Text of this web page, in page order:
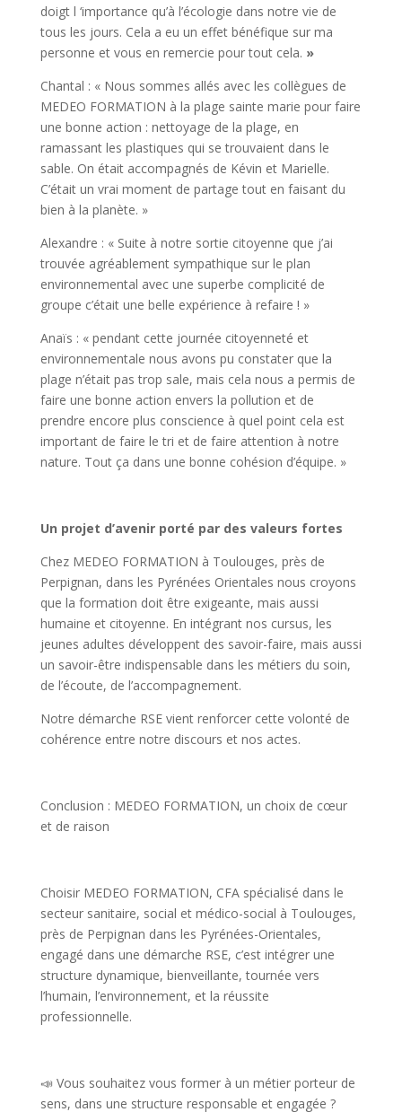
doigt l ‘importance qu’à l’écologie dans notre vie de
tous les jours. Cela a eu un effet bénéfique sur ma
personne et vous en remercie pour tout cela. »
Chantal : « Nous sommes allés avec les collègues de
MEDEO FORMATION à la plage sainte marie pour faire
une bonne action : nettoyage de la plage, en
ramassant les plastiques qui se trouvaient dans le
sable. On était accompagnés de Kévin et Marielle.
C’était un vrai moment de partage tout en faisant du
bien à la planète. »
Alexandre : « Suite à notre sortie citoyenne que j’ai
trouvée agréablement sympathique sur le plan
environnemental avec une superbe complicité de
groupe c’était une belle expérience à refaire ! »
Anaïs : « pendant cette journée citoyenneté et
environnementale nous avons pu constater que la
plage n’était pas trop sale, mais cela nous a permis de
faire une bonne action envers la pollution et de
prendre encore plus conscience à quel point cela est
important de faire le tri et de faire attention à notre
nature. Tout ça dans une bonne cohésion d’équipe. »
Un projet d’avenir porté par des valeurs fortes
Chez MEDEO FORMATION à Toulouges, près de
Perpignan, dans les Pyrénées Orientales nous croyons
que la formation doit être exigeante, mais aussi
humaine et citoyenne. En intégrant nos cursus, les
jeunes adultes développent des savoir-faire, mais aussi
un savoir-être indispensable dans les métiers du soin,
de l’écoute, de l’accompagnement.
Notre démarche RSE vient renforcer cette volonté de
cohérence entre notre discours et nos actes.
Conclusion : MEDEO FORMATION, un choix de cœur
et de raison
Choisir MEDEO FORMATION, CFA spécialisé dans le
secteur sanitaire, social et médico-social à Toulouges,
près de Perpignan dans les Pyrénées-Orientales,
engagé dans une démarche RSE, c’est intégrer une
structure dynamique, bienveillante, tournée vers
l’humain, l’environnement, et la réussite
professionnelle.
📣 Vous souhaitez vous former à un métier porteur de
sens, dans une structure responsable et engagée ?